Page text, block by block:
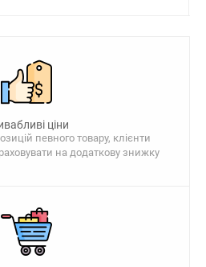
ціни
певного товару, клієнти
на додаткову знижку